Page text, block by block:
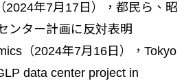
2024年7月17日），都民ら、昭
ンター計画に反対表明
（2024年7月16日），Tokyo
data center project in